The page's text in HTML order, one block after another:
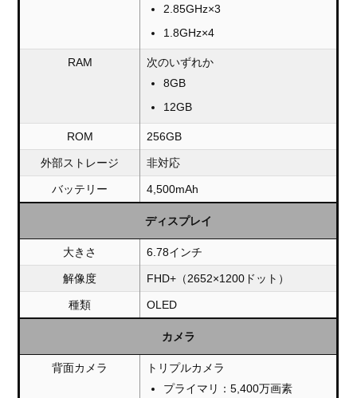
2.85GHz×3
1.8GHz×4
RAM
次のいずれか
8GB
12GB
ROM 256GB
外部ストレージ 非対応
バッテリー 4,500mAh
ディスプレイ
大きさ 6.78インチ
解像度 FHD+（2652×1200ドット）
種類 OLED
カメラ
背面カメラ
トリプルカメラ
プライマリ：5,400万画素